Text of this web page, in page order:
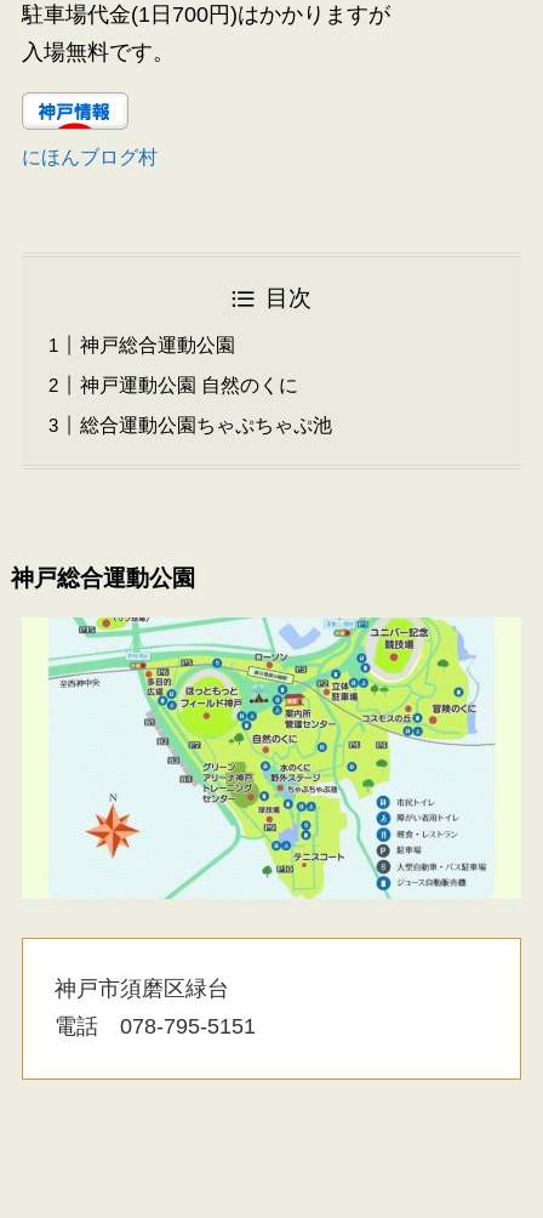
駐車場代金(1日700円)はかかりますが
入場無料です。
にほんブログ村
目次
神戸総合運動公園
神戸運動公園 自然のくに
総合運動公園ちゃぷちゃぷ池
神戸総合運動公園
神戸市須磨区緑台
電話 078-795-5151